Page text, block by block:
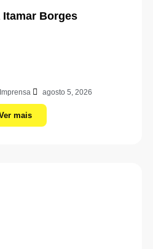
Itamar Borges
agosto 5, 2026
mais